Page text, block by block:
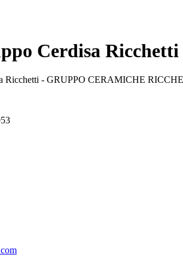
Cerdisa Ricchetti
Ricchetti - GRUPPO CERAMICHE